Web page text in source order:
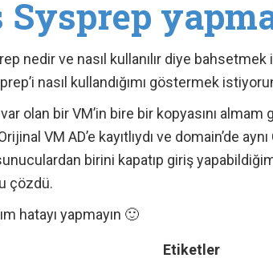
nedir ve nasıl kullanılır diye
nasıl kullandığımı göstermek
olan bir VM’in bire bir kopyasını
VM AD’e kayıtlıydı ve domain’de
birini kapatıp giriş
çözdü.
hatayı yapmayın 🙂
Etiketler